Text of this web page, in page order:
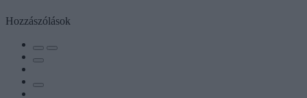
Hozzászólások